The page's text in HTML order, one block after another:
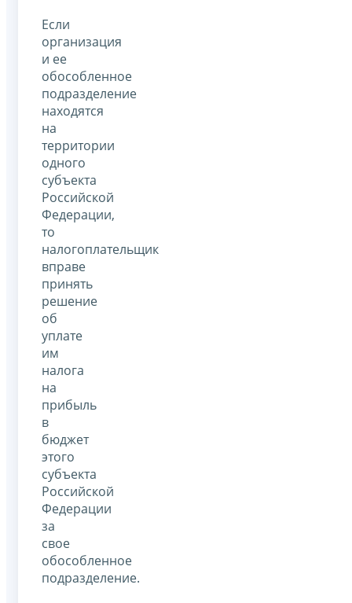
Если
организация
и ее
обособленное
подразделение
находятся
на
территории
одного
субъекта
Российской
Федерации,
то
налогоплательщик
вправе
принять
решение
об
уплате
им
налога
на
прибыль
в
бюджет
этого
субъекта
Российской
Федерации
за
свое
обособленное
подразделение.